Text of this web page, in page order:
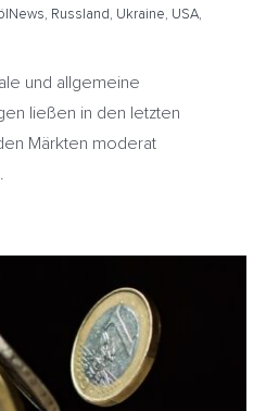
, Russland, Ukraine, USA,
und allgemeine
ließen in den letzten
Märkten moderat